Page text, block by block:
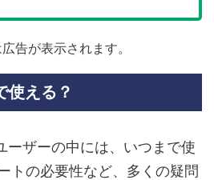
告が表示されます。
使える？
ーザーの中には、いつまで使
トの必要性など、多くの疑問